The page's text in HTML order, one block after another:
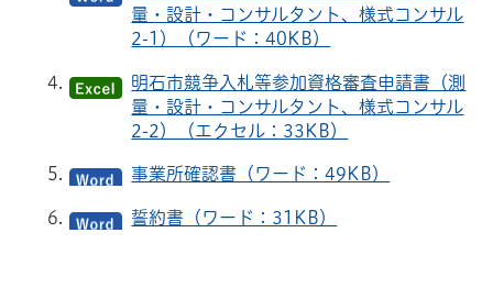
量・設計・コンサルタント、様式コンサル
2-1）（ワード：40KB）
明石市競争入札等参加資格審査申請書（測
量・設計・コンサルタント、様式コンサル
2-2）（エクセル：33KB）
事業所確認書（ワード：49KB）
誓約書（ワード：31KB）